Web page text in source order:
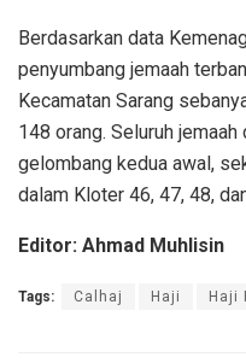
Berdasarkan data
penyumbang jemaah
Kecamatan Sarang
148 orang. Seluruh
gelombang kedua awal,
dalam Kloter 46, 47, 48,
Editor: Ahmad Muhlisin
Tags: Calhaj Haji Haji